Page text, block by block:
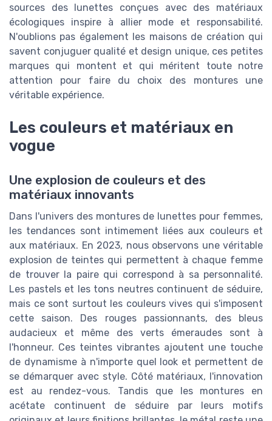
sources des lunettes conçues avec des matériaux
écologiques inspire à allier mode et responsabilité.
N'oublions pas également les maisons de création qui
savent conjuguer qualité et design unique, ces petites
marques qui montent et qui méritent toute notre
attention pour faire du choix des montures une
véritable expérience.
Les couleurs et matériaux en
vogue
Une explosion de couleurs et des
matériaux innovants
Dans l'univers des montures de lunettes pour femmes,
les tendances sont intimement liées aux couleurs et
aux matériaux. En 2023, nous observons une véritable
explosion de teintes qui permettent à chaque femme
de trouver la paire qui correspond à sa personnalité.
Les pastels et les tons neutres continuent de séduire,
mais ce sont surtout les couleurs vives qui s'imposent
cette saison. Des rouges passionnants, des bleus
audacieux et même des verts émeraudes sont à
l'honneur. Ces teintes vibrantes ajoutent une touche
de dynamisme à n'importe quel look et permettent de
se démarquer avec style. Côté matériaux, l'innovation
est au rendez-vous. Tandis que les montures en
acétate continuent de séduire par leurs motifs